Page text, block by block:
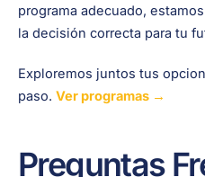
programa adecuado,
la decisión correcta para tu
Exploremos juntos tus
paso. Ver programas →
Preguntas